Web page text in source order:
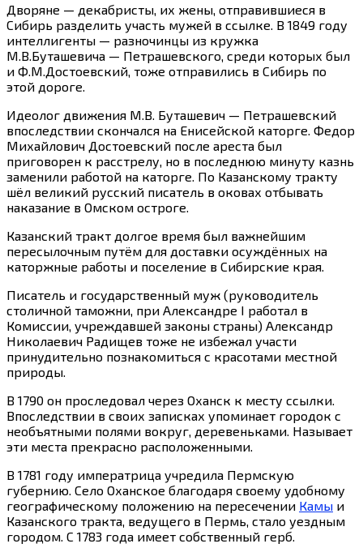
Дворяне — декабристы, их жены, отправившиеся в
Сибирь разделить участь мужей в ссылке. В 1849 году
интеллигенты — разночинцы из кружка
М.В.Буташевича — Петрашевского, среди которых был
и Ф.М.Достоевский, тоже отправились в Сибирь по
этой дороге.
Идеолог движения М.В. Буташевич — Петрашевский
впоследствии скончался на Енисейской каторге. Федор
Михайлович Достоевский после ареста был
приговорен к расстрелу, но в последнюю минуту казнь
заменили работой на каторге. По Казанскому тракту
шёл великий русский писатель в оковах отбывать
наказание в Омском остроге.
Казанский тракт долгое время был важнейшим
пересылочным путём для доставки осуждённых на
каторжные работы и поселение в Сибирские края.
Писатель и государственный муж (руководитель
столичной таможни, при Александре I работал в
Комиссии, учреждавшей законы страны) Александр
Николаевич Радищев тоже не избежал участи
принудительно познакомиться с красотами местной
природы.
В 1790 он проследовал через Оханск к месту ссылки.
Впоследствии в своих записках упоминает городок с
необъятными полями вокруг, деревеньками. Называет
эти места прекрасно расположенными.
В 1781 году императрица учредила Пермскую
губернию. Село Оханское благодаря своему удобному
географическому положению на пересечении Камы и
Казанского тракта, ведущего в Пермь, стало уездным
городом. С 1783 года имеет собственный герб.